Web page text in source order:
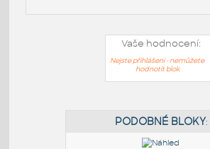
Vaše hodnocení:
Nejste přihlášeni - nemůžete
hodnotit blok